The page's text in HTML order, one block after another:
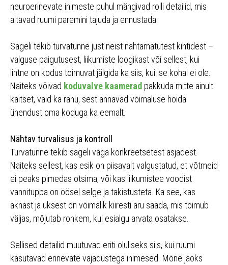
neuroerinevate inimeste puhul mängivad rolli detailid, mis
aitavad ruumi paremini tajuda ja ennustada.
Sageli tekib turvatunne just neist nähtamatutest kihtidest –
valguse paigutusest, liikumiste loogikast või sellest, kui
lihtne on kodus toimuvat jälgida ka siis, kui ise kohal ei ole.
Näiteks võivad koduvalve kaamerad pakkuda mitte ainult
kaitset, vaid ka rahu, sest annavad võimaluse hoida
ühendust oma koduga ka eemalt.
Nähtav turvalisus ja kontroll
Turvatunne tekib sageli väga konkreetsetest asjadest.
Näiteks sellest, kas esik on piisavalt valgustatud, et võtmeid
ei peaks pimedas otsima, või kas liikumistee voodist
vannituppa on öösel selge ja takistusteta. Ka see, kas
aknast ja uksest on võimalik kiiresti aru saada, mis toimub
väljas, mõjutab rohkem, kui esialgu arvata osatakse.
Sellised detailid muutuvad eriti oluliseks siis, kui ruumi
kasutavad erinevate vajadustega inimesed. Mõne jaoks